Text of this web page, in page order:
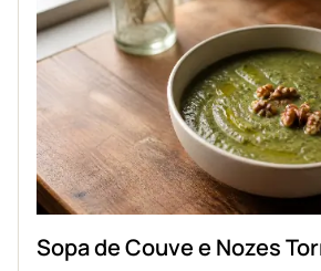
Sopa de Couve e Nozes